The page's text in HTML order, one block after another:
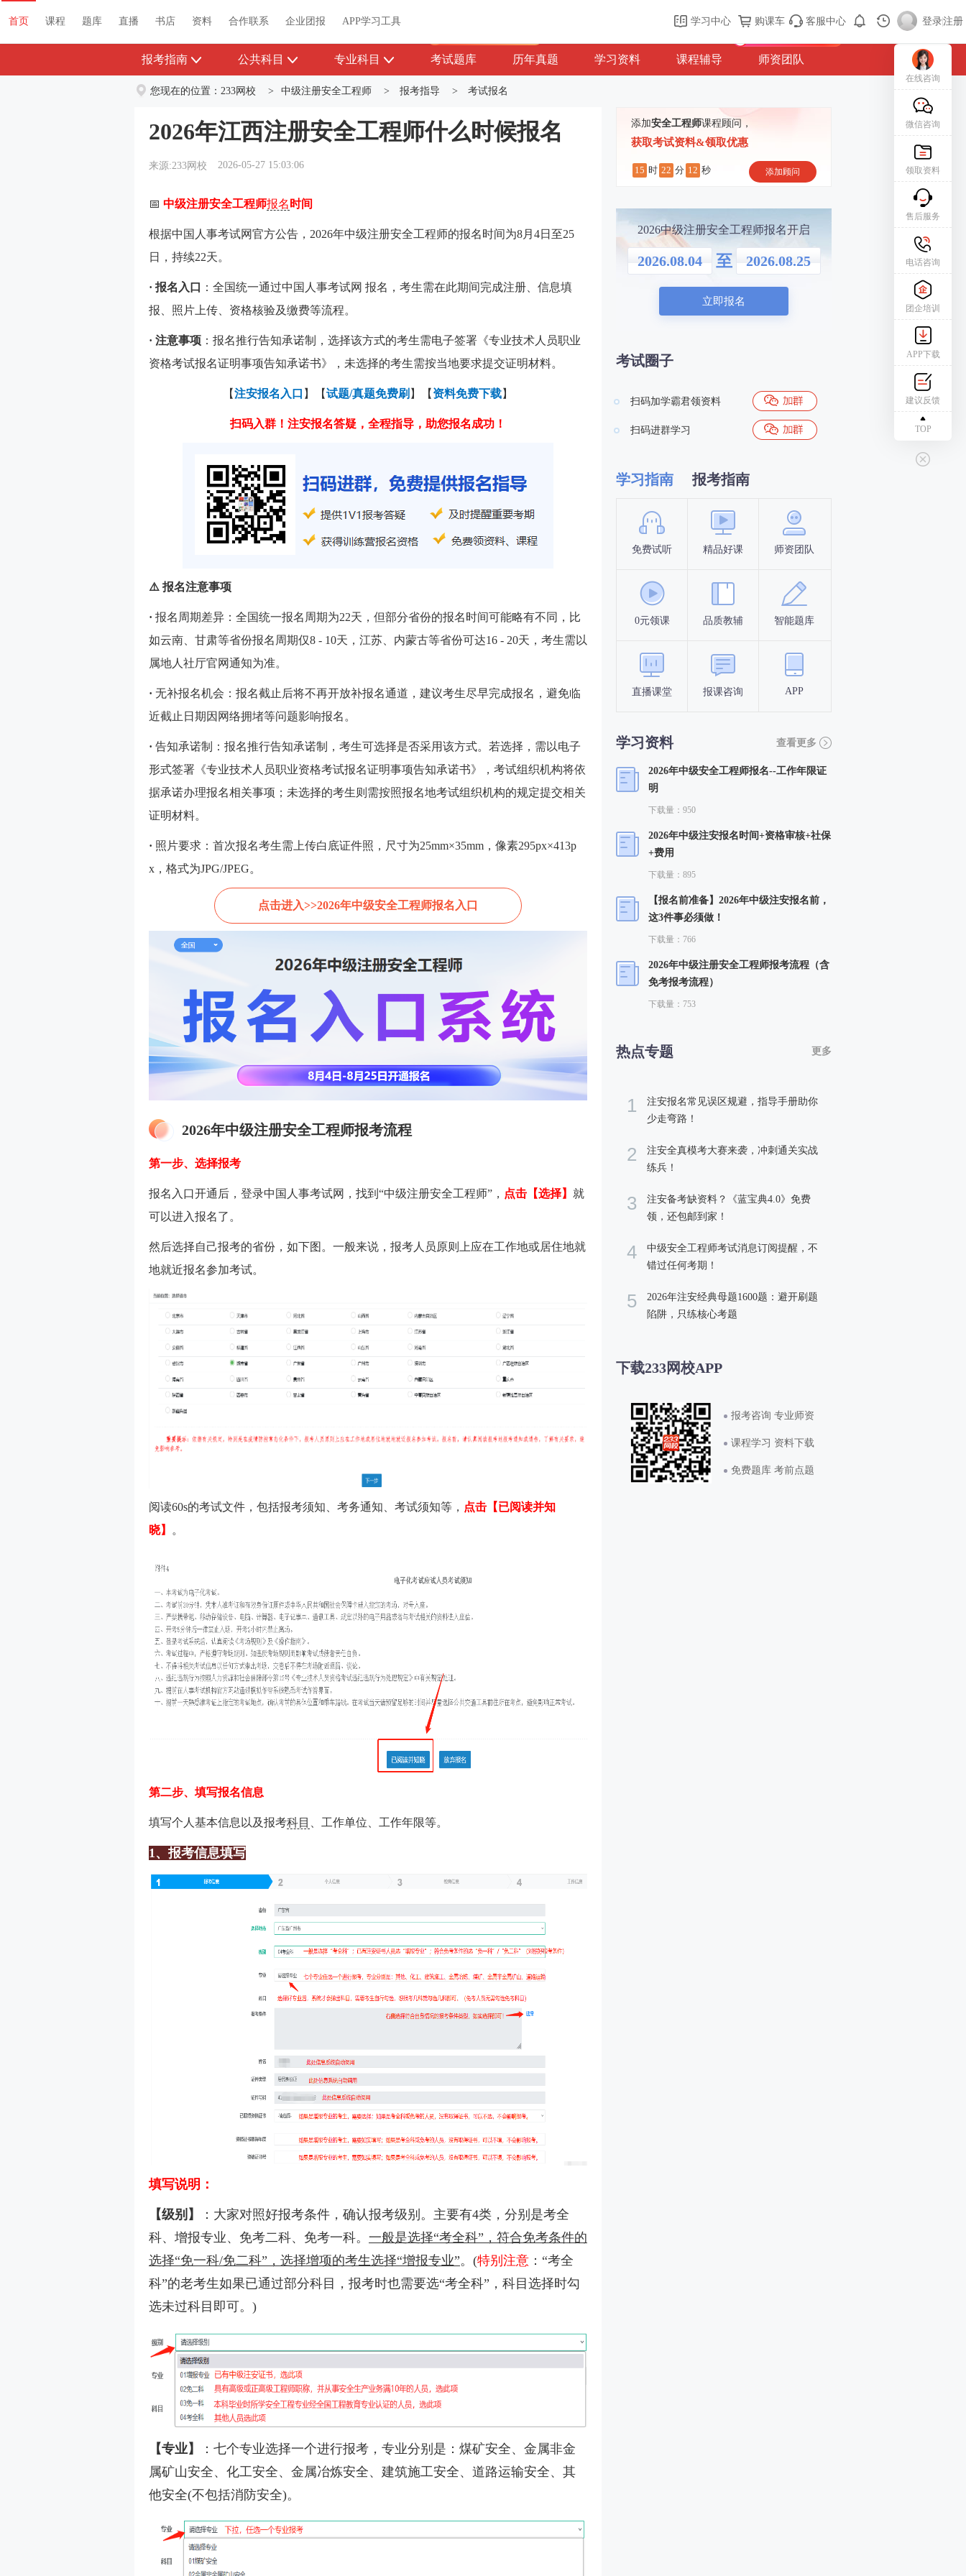
首页 课程 题库 直播 书店 资料 关于我们 帮助中心 购课车 登录/注册
首页 课程 题库 直播 书店 资料 合作联系 企业团报 APP学习工具 学习中心 购课车 客服中心 登录|注册
报考指南 公共科目 专业科目 考试题库 历年真题 学习资料 课程辅导 师资团队
您现在的位置： 233网校 > 中级注册安全工程师 > 报考指导 > 考试报名
2026年江西注册安全工程师什么时候报名
来源:233网校 2026-05-27 15:03:06
📅 中级注册安全工程师报名 时间
根据中国人事考试网官方公告，2026年中级注册安全工程师的报名时间为8月4日至25
日，持续22天。
· 报名入口
：全国统一通过中国人事考试网 报名，考生需在此期间完成注册、信息填
报、照片上传、资格核验及缴费等流程。
· 注意事项 ：报名推行告知承诺制，选择该方式的考生需电子签署《专业技术人员职业
资格考试报名证明事项告知承诺书》，未选择的考生需按当地要求提交证明材料。
【注安报名入口 】【试题/真题免费刷 】【 资料免费下载】
扫码入群！注安报名答疑，全程指导，助您报名成功！
⚠️ 报名注意事项
· 报名周期差异：全国统一报名周期为22天，但部分省份的报名时间可能略有不同，比
如云南、甘肃等省份报名周期仅8 - 10天，江苏、内蒙古等省份可达16 - 20天，考生需以
属地人社厅官网通知为准。
· 无补报名机会：报名截止后将不再开放补报名通道，建议考生尽早完成报名，避免临
近截止日期因网络拥堵等问题影响报名。
· 告知承诺制：报名推行告知承诺制，考生可选择是否采用该方式。若选择，需以电子
形式签署《专业技术人员职业资格考试报名证明事项告知承诺书》，考试组织机构将依
据承诺办理报名相关事项；未选择的考生则需按照报名地考试组织机构的规定提交相关
证明材料。
· 照片要求：首次报名考生需上传白底证件照，尺寸为25mm×35mm，像素295px×413p
x，格式为JPG/JPEG。
点击进入>>2026年中级安全工程师报名入口
2026年中级注册安全工程师报考流程
第一步、选择报考
报名入口开通后，登录中国人事考试网，找到“中级注册安全工程师”， 点击【选择】 就
可以进入报名了。
然后选择自己报考的省份，如下图。一般来说，报考人员原则上应在工作地或居住地就
地就近报名参加考试。
阅读60s的考试文件，包括报考须知、考务通知、考试须知等， 点击【已阅读并知
晓】
。
第二步、填写报名信息
填写个人基本信息以及报考科目 、工作单位、工作年限等。
1、报考信息填写
填写说明：
【级别】
：大家对照好报考条件，确认报考级别。主要有4类，分别是考全
科、增报专业、免考二科、免考一科。 一般是选择“考全科”，符合免考条件的
选择“免一科/免二科”，选择增项的考生选择“增报专业”。(特别注意 ：“考全
科”的老考生如果已通过部分科目，报考时也需要选“考全科”，科目选择时勾
选未过科目即可。)
【专业】
：七个专业选择一个进行报考，专业分别是：煤矿安全、金属非金
属矿山安全、化工安全、金属冶炼安全、建筑施工安全、道路运输安全、其
他安全(不包括消防安全)。
添加安全工程师课程顾问，
获取考试资料&领取优惠
15 时 22 分 11 秒 添加顾问
2026中级注册安全工程师报名开启
2026.08.04 至 2026.08.25
立即报名
考试圈子
扫码加学霸君领资料
扫码进群学习
学习指南 报考指南
免费试听 精品好课 师资团队
0元领课 品质教辅 智能题库
直播课堂 报课咨询 APP
学习资料 查看更多
2026年中级安全工程师报名--工作年限证
明
下载量：950
2026年中级注安报名时间+资格审核+社保
+费用
下载量：895
【报名前准备】2026年中级注安报名前，
这3件事必须做！
下载量：766
2026年中级注册安全工程师报考流程（含
免考报考流程）
下载量：753
热点专题 更多
1
注安报名常见误区规避，指导手册助你
少走弯路！
2
注安全真模考大赛来袭，冲刺通关实战
练兵！
3
注安备考缺资料？《蓝宝典4.0》免费
领，还包邮到家！
4
中级安全工程师考试消息订阅提醒，不
错过任何考期！
5
2026年注安经典母题1600题：避开刷题
陷阱，只练核心考题
下载233网校APP
报考咨询 专业师资
课程学习 资料下载
免费题库 考前点题
在线咨询
微信咨询
领取资料
售后服务
电话咨询
团企培训
APP下载
建议反馈
TOP